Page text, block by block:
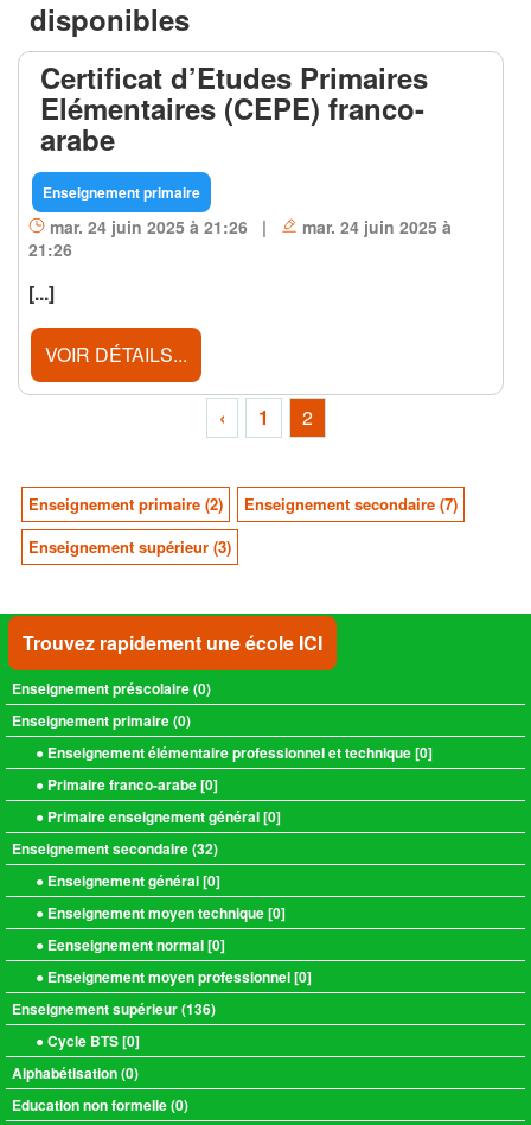
disponibles
Certificat d’Etudes Primaires
Elémentaires (CEPE) franco-
arabe
Enseignement primaire
mar. 24 juin 2025 à 21:26 |
mar. 24 juin 2025 à
21:26
[...]
VOIR DÉTAILS...
‹ 1 2
Enseignement primaire (2)
Enseignement secondaire (7)
Enseignement supérieur (3)
Trouvez rapidement une école ICI
Enseignement préscolaire (0)
Enseignement primaire (0)
● Enseignement élémentaire professionnel et technique [0]
● Primaire franco-arabe [0]
● Primaire enseignement général [0]
Enseignement secondaire (32)
● Enseignement général [0]
● Enseignement moyen technique [0]
● Eenseignement normal [0]
● Enseignement moyen professionnel [0]
Enseignement supérieur (136)
● Cycle BTS [0]
Alphabétisation (0)
Education non formelle (0)